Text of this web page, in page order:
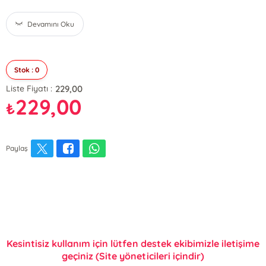
Devamını Oku
Stok : 0
Liste Fiyatı : 229,00
₺229,00
Paylaş
Kesintisiz kullanım için lütfen destek ekibimizle iletişime
geçiniz (Site yöneticileri içindir)